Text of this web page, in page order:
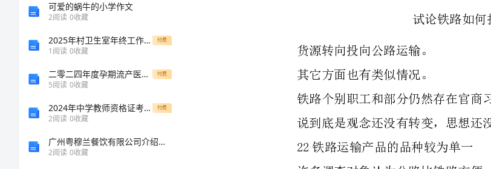
可爱的蜗牛的小学作文
2阅读 0收藏
2025年村卫生室年终工作总结标准范本 付费
1阅读 0收藏
二零二四年度孕期流产医疗赔偿协议书 付费
5阅读 0收藏
2024年中学教师资格证考试《教育知识与能力》题库检测试题 附答案 付费
2阅读 0收藏
广州粤穆兰餐饮有限公司介绍企业发展分析报告
2阅读 0收藏
铁路个别职工和部分仍然存在官商习气。
22铁路运输产品的品种较为单一
许多调查对象认为公路比铁路方便。
能够较好满足不同层次、不同需要的旅客货主的需求。